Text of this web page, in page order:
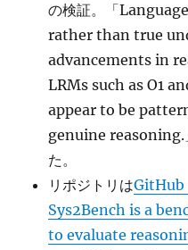
の検証。「
rather than true
advancements in
LRMs such as O1
appear to be
genuine reasoning.
た。
リポジトリはGitHub
Sys2Bench is a
to evaluate